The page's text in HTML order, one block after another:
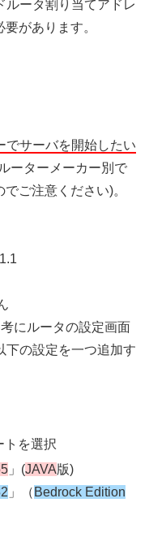
ルータ割り当てアドレ
があります。
でサーバを開始したい
ーターメーカー別で
ご注意ください)。
にルータの設定画面
下の設定を一つ追加す
トを選択
」(JAVA版)
」（ Bedrock Edition